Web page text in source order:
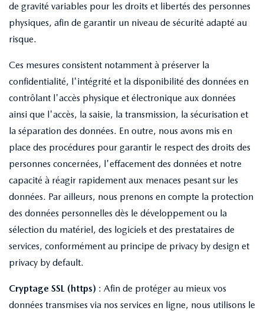
de gravité variables pour les droits et libertés des personnes
physiques, afin de garantir un niveau de sécurité adapté au
risque.
Ces mesures consistent notamment à préserver la
confidentialité, l'intégrité et la disponibilité des données en
contrôlant l'accès physique et électronique aux données
ainsi que l'accès, la saisie, la transmission, la sécurisation et
la séparation des données. En outre, nous avons mis en
place des procédures pour garantir le respect des droits des
personnes concernées, l'effacement des données et notre
capacité à réagir rapidement aux menaces pesant sur les
données. Par ailleurs, nous prenons en compte la protection
des données personnelles dès le développement ou la
sélection du matériel, des logiciels et des prestataires de
services, conformément au principe de privacy by design et
privacy by default.
Cryptage SSL (https) : Afin de protéger au mieux vos
données transmises via nos services en ligne, nous utilisons le